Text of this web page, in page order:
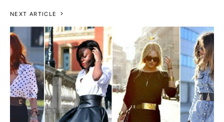
NEXT ARTICLE